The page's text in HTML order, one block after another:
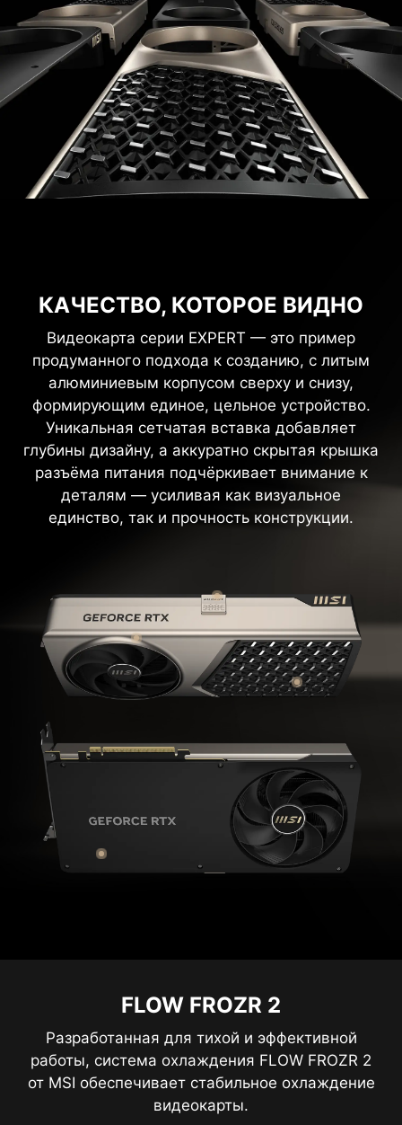
КАЧЕСТВО, КОТОРОЕ ВИДНО
Видеокарта серии EXPERT — это пример
продуманного подхода к созданию, с литым
алюминиевым корпусом сверху и снизу,
формирующим единое, цельное устройство.
Уникальная сетчатая вставка добавляет
глубины дизайну, а аккуратно скрытая крышка
разъёма питания подчёркивает внимание к
деталям — усиливая как визуальное
единство, так и прочность конструкции.
FLOW FROZR 2
Разработанная для тихой и эффективной
работы, система охлаждения FLOW FROZR 2
от MSI обеспечивает стабильное охлаждение
видеокарты.